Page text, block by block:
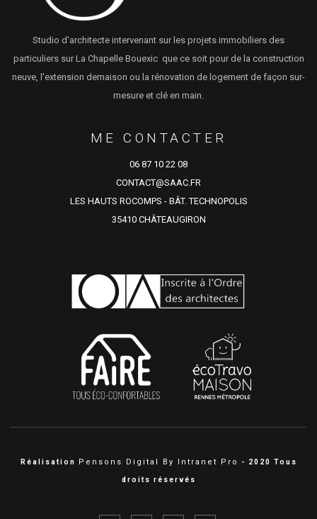
Studio d'architecte intervenant sur les projets immobiliers des
particuliers sur La Chapelle Bouexic que ce soit pour de la construction
neuve, l'extension demaison ou la rénovation de logement de façon sur-
mesure et clé en main.
ME CONTACTER
06 87 10 22 08
CONTACT@SAAC.FR
LES HAUTS ROCOMPS - BÂT. TECHNOPOLIS
35410 CHÂTEAUGIRON
Réalisation Pensons Digital By Intranet Pro - 2020 Tous
droits réservés